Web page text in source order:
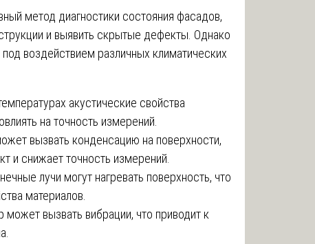
метод диагностики состояния фасадов,
и выявить скрытые дефекты. Однако
воздействием различных климатических
акустические свойства
на точность измерений.
вызвать конденсацию на поверхности,
и снижает точность измерений.
лучи могут нагревать поверхность, что
материалов.
может вызвать вибрации, что приводит к